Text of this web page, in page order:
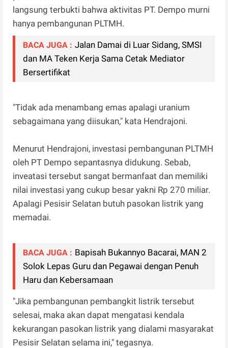
langsung terbukti bahwa aktivitas PT. Dempo murni
hanya pembangunan PLTMH.
BACA JUGA : Jalan Damai di Luar Sidang, SMSI
dan MA Teken Kerja Sama Cetak Mediator
Bersertifikat
"Tidak ada menambang emas apalagi uranium
sebagaimana yang diisukan," kata Hendrajoni.
Menurut Hendrajoni, investasi pembangunan PLTMH
oleh PT Dempo sepantasnya didukung. Sebab,
inveatasi tersebut sangat bermanfaat dan memiliki
nilai investasi yang cukup besar yakni Rp 270 miliar.
Apalagi Pesisir Selatan butuh pasokan listrik yang
memadai.
BACA JUGA : Bapisah Bukannyo Bacarai, MAN 2
Solok Lepas Guru dan Pegawai dengan Penuh
Haru dan Kebersamaan
"Jika pembangunan pembangkit listrik tersebut
selesai, maka akan dapat mengatasi kendala
kekurangan pasokan listrik yang dialami masyarakat
Pesisir Selatan selama ini," tegasnya.